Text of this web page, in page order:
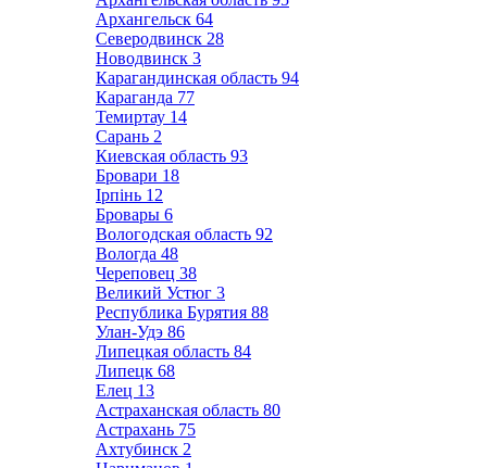
Архангельск 64
Северодвинск 28
Новодвинск 3
Карагандинская область 94
Караганда 77
Темиртау 14
Сарань 2
Киевская область 93
Бровари 18
Ірпінь 12
Бровары 6
Вологодская область 92
Вологда 48
Череповец 38
Великий Устюг 3
Республика Бурятия 88
Улан-Удэ 86
Липецкая область 84
Липецк 68
Елец 13
Астраханская область 80
Астрахань 75
Ахтубинск 2